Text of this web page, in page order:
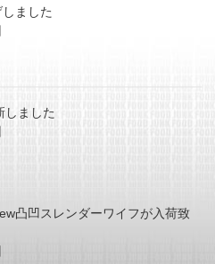
ました
しました
凸凹スレンダーワイフが入荷致